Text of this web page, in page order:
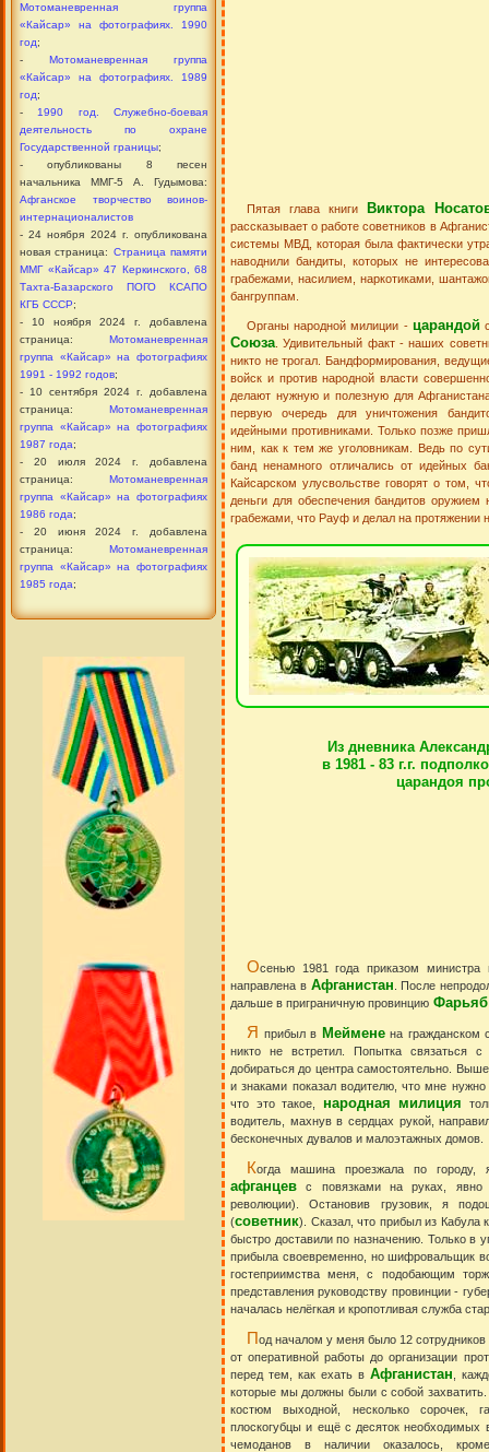
Мотоманевренная группа
«Кайсар» на фотографиях. 1990
год;
- Мотоманевренная группа
«Кайсар» на фотографиях. 1989
год;
- 1990 год. Служебно-боевая
деятельность по охране
Государственной границы;
- опубликованы 8 песен
начальника ММГ-5 А. Гудымова:
Афганское творчество воинов-
интернационалистов
- 24 ноября 2024 г. опубликована
новая страница: Страница памяти
ММГ «Кайсар» 47 Керкинского, 68
Тахта-Базарского ПОГО КСАПО
КГБ СССР;
- 10 ноября 2024 г. добавлена
страница: Мотоманевренная
группа «Кайсар» на фотографиях
1991 - 1992 годов;
- 10 сентября 2024 г. добавлена
страница: Мотоманевренная
группа «Кайсар» на фотографиях
1987 года;
- 20 июля 2024 г. добавлена
страница: Мотоманевренная
группа «Кайсар» на фотографиях
1986 года;
- 20 июня 2024 г. добавлена
страница: Мотоманевренная
группа «Кайсар» на фотографиях
1985 года;
Пятая глава книги Виктора
рассказывает о работе советников в
системы МВД, которая была фактически
наводнили бандиты, которых не
грабежами, насилием, наркотиками,
бангруппам.
Органы народной милиции - царандой
Союза . Удивительный факт - наших
никто не трогал. Бандформирования,
войск и против народной власти
делают нужную и полезную для
первую очередь для уничтожения
идейными противниками. Только позже
ним, как к тем же уголовникам. Ведь по
банд ненамного отличались от идейных
Кайсарском улусвольстве говорят о том,
деньги для обеспечения бандитов
грабежами, что Рауф и делал на протяжении
Из дневника
в 1981 - 83 г.г.
царандоя
Осенью 1981 года приказом
направлена в Афганистан . После
дальше в приграничную провинцию Фарьяб
Я прибыл в Мейменена гражданском
никто не встретил. Попытка
добираться до центра самостоятельно.
и знаками показал водителю, что мне
что это такое, народная милиция
водитель, махнув в сердцах рукой,
бесконечных дувалов и малоэтажных домов.
Когда машина проезжала по городу,
афганцев с повязками на руках,
революции). Остановив грузовик, я
(советник). Сказал, что прибыл из Кабула
быстро доставили по назначению. Только в
прибыла своевременно, но шифровальщик
гостеприимства меня, с подобающим
представления руководству провинции -
началась нелёгкая и кропотливая служба
Под началом у меня было 12
от оперативной работы до организации
перед тем, как ехать в Афганистан ,
которые мы должны были с собой
костюм выходной, несколько сорочек,
плоскогубцы и ещё с десяток
чемоданов в наличии оказалось,